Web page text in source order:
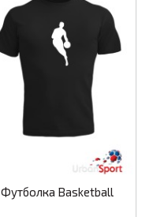
Футболка Basketball